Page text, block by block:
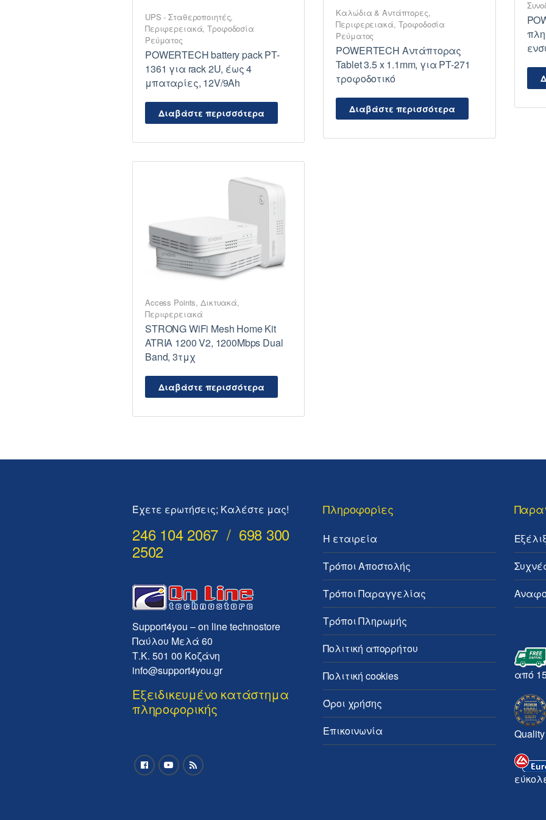
UPS - Σταθεροποιητές,
Περιφερειακά,Τροφοδοσία
Ρεύματος
POWERTECH battery pack PT-
1361 για rack 2U, έως 4
μπαταρίες, 12V/9Ah
Διαβάστε περισσότερα
Καλώδια & Αντάπτορες,
Περιφερειακά, Τροφοδοσία
Ρεύματος
POWERTECH Αντάπτορας
Tablet 3.5 x 1.1mm, για PT-271
τροφοδοτικό
Διαβάστε περισσότερα
Access Points,Δικτυακά,
Περιφερειακά
STRONG WiFi Mesh Home Kit
ATRIA 1200 V2, 1200Mbps Dual
Band, 3τμχ
Διαβάστε περισσότερα
Έχετε ερωτήσεις; Καλέστε μας!
246 104 2067 / 698 300
2502
Support4you – on line technostore
Παύλου Μελά 60
Τ.Κ. 501 00 Κοζάνη
info@support4you.gr
Εξειδικευμένο κατάστημα
πληροφορικής
Πληροφορίες
Η εταιρεία
Τρόποι Αποστολής
Τρόποι Παραγγελίας
Τρόποι Πληρωμής
Πολιτική απορρήτου
Πολιτική cookies
Όροι χρήσης
Επικοινωνία
από